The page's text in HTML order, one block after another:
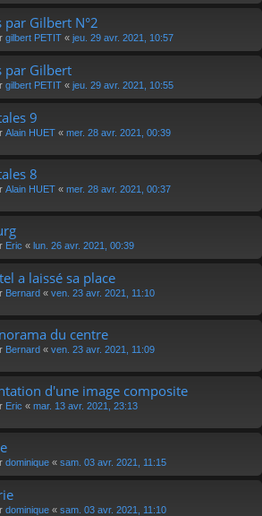
par Gilbert N°2
gilbert PETIT « jeu. 29 avr. 2021, 10:57
par Gilbert
gilbert PETIT « jeu. 29 avr. 2021, 10:55
9
Alain HUET « mer. 28 avr. 2021, 00:39
8
Alain HUET « mer. 28 avr. 2021, 00:37
Eric « lun. 26 avr. 2021, 00:39
a laissé sa place
Bernard « ven. 23 avr. 2021, 11:10
du centre
Bernard « ven. 23 avr. 2021, 11:09
d'une image composite
Eric « mar. 13 avr. 2021, 23:13
dominique « sam. 03 avr. 2021, 11:15
dominique « sam. 03 avr. 2021, 11:10